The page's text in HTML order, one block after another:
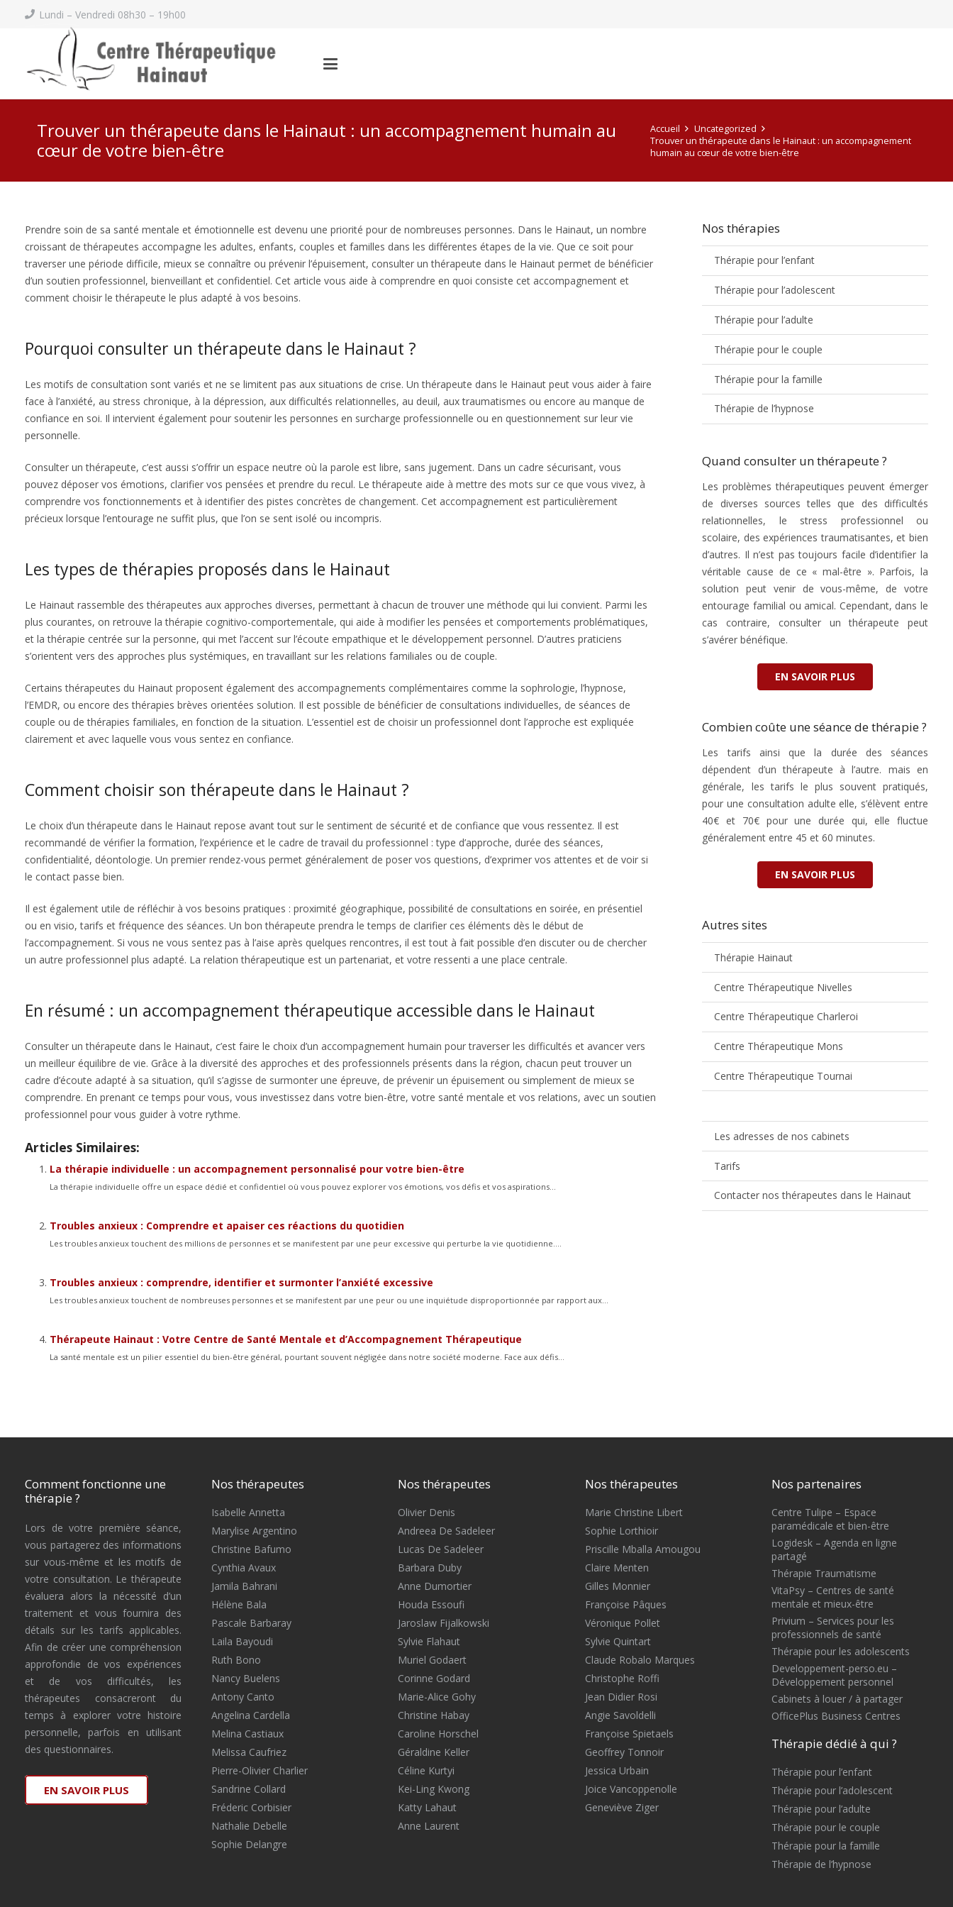
Lundi – Vendredi 08h30 – 19h00
Trouver un thérapeute dans le Hainaut : un accompagnement humain au
cœur de votre bien-être
Accueil
Uncategorized
Trouver un thérapeute dans le Hainaut : un accompagnement
humain au cœur de votre bien-être
Prendre soin de sa santé mentale et émotionnelle est devenu une priorité pour de nombreuses personnes. Dans le Hainaut, un nombre
croissant de thérapeutes accompagne les adultes, enfants, couples et familles dans les différentes étapes de la vie. Que ce soit pour
traverser une période difficile, mieux se connaître ou prévenir l’épuisement, consulter un thérapeute dans le Hainaut permet de bénéficier
d’un soutien professionnel, bienveillant et confidentiel. Cet article vous aide à comprendre en quoi consiste cet accompagnement et
comment choisir le thérapeute le plus adapté à vos besoins.
Pourquoi consulter un thérapeute dans le Hainaut ?
Les motifs de consultation sont variés et ne se limitent pas aux situations de crise. Un thérapeute dans le Hainaut peut vous aider à faire
face à l’anxiété, au stress chronique, à la dépression, aux difficultés relationnelles, au deuil, aux traumatismes ou encore au manque de
confiance en soi. Il intervient également pour soutenir les personnes en surcharge professionnelle ou en questionnement sur leur vie
personnelle.
Consulter un thérapeute, c’est aussi s’offrir un espace neutre où la parole est libre, sans jugement. Dans un cadre sécurisant, vous
pouvez déposer vos émotions, clarifier vos pensées et prendre du recul. Le thérapeute aide à mettre des mots sur ce que vous vivez, à
comprendre vos fonctionnements et à identifier des pistes concrètes de changement. Cet accompagnement est particulièrement
précieux lorsque l’entourage ne suffit plus, que l’on se sent isolé ou incompris.
Les types de thérapies proposés dans le Hainaut
Le Hainaut rassemble des thérapeutes aux approches diverses, permettant à chacun de trouver une méthode qui lui convient. Parmi les
plus courantes, on retrouve la thérapie cognitivo-comportementale, qui aide à modifier les pensées et comportements problématiques,
et la thérapie centrée sur la personne, qui met l’accent sur l’écoute empathique et le développement personnel. D’autres praticiens
s’orientent vers des approches plus systémiques, en travaillant sur les relations familiales ou de couple.
Certains thérapeutes du Hainaut proposent également des accompagnements complémentaires comme la sophrologie, l’hypnose,
l’EMDR, ou encore des thérapies brèves orientées solution. Il est possible de bénéficier de consultations individuelles, de séances de
couple ou de thérapies familiales, en fonction de la situation. L’essentiel est de choisir un professionnel dont l’approche est expliquée
clairement et avec laquelle vous vous sentez en confiance.
Comment choisir son thérapeute dans le Hainaut ?
Le choix d’un thérapeute dans le Hainaut repose avant tout sur le sentiment de sécurité et de confiance que vous ressentez. Il est
recommandé de vérifier la formation, l’expérience et le cadre de travail du professionnel : type d’approche, durée des séances,
confidentialité, déontologie. Un premier rendez-vous permet généralement de poser vos questions, d’exprimer vos attentes et de voir si
le contact passe bien.
Il est également utile de réfléchir à vos besoins pratiques : proximité géographique, possibilité de consultations en soirée, en présentiel
ou en visio, tarifs et fréquence des séances. Un bon thérapeute prendra le temps de clarifier ces éléments dès le début de
l’accompagnement. Si vous ne vous sentez pas à l’aise après quelques rencontres, il est tout à fait possible d’en discuter ou de chercher
un autre professionnel plus adapté. La relation thérapeutique est un partenariat, et votre ressenti a une place centrale.
En résumé : un accompagnement thérapeutique accessible dans le Hainaut
Consulter un thérapeute dans le Hainaut, c’est faire le choix d’un accompagnement humain pour traverser les difficultés et avancer vers
un meilleur équilibre de vie. Grâce à la diversité des approches et des professionnels présents dans la région, chacun peut trouver un
cadre d’écoute adapté à sa situation, qu’il s’agisse de surmonter une épreuve, de prévenir un épuisement ou simplement de mieux se
comprendre. En prenant ce temps pour vous, vous investissez dans votre bien-être, votre santé mentale et vos relations, avec un soutien
professionnel pour vous guider à votre rythme.
Articles Similaires:
La thérapie individuelle : un accompagnement personnalisé pour votre bien-être
La thérapie individuelle offre un espace dédié et confidentiel où vous pouvez explorer vos émotions, vos défis et vos aspirations...
Troubles anxieux : Comprendre et apaiser ces réactions du quotidien
Les troubles anxieux touchent des millions de personnes et se manifestent par une peur excessive qui perturbe la vie quotidienne....
Troubles anxieux : comprendre, identifier et surmonter l’anxiété excessive
Les troubles anxieux touchent de nombreuses personnes et se manifestent par une peur ou une inquiétude disproportionnée par rapport aux...
Thérapeute Hainaut : Votre Centre de Santé Mentale et d’Accompagnement Thérapeutique
La santé mentale est un pilier essentiel du bien-être général, pourtant souvent négligée dans notre société moderne. Face aux défis...
Nos thérapies
Thérapie pour l’enfant
Thérapie pour l’adolescent
Thérapie pour l’adulte
Thérapie pour le couple
Thérapie pour la famille
Thérapie de l’hypnose
Quand consulter un thérapeute ?
Les problèmes thérapeutiques peuvent émerger
de diverses sources telles que des difficultés
relationnelles, le stress professionnel ou
scolaire, des expériences traumatisantes, et bien
d’autres. Il n’est pas toujours facile d’identifier la
véritable cause de ce « mal-être ». Parfois, la
solution peut venir de vous-même, de votre
entourage familial ou amical. Cependant, dans le
cas contraire, consulter un thérapeute peut
s’avérer bénéfique.
EN SAVOIR PLUS
Combien coûte une séance de thérapie ?
Les tarifs ainsi que la durée des séances
dépendent d’un thérapeute à l’autre. mais en
générale, les tarifs le plus souvent pratiqués,
pour une consultation adulte elle, s’élèvent entre
40€ et 70€ pour une durée qui, elle fluctue
généralement entre 45 et 60 minutes.
EN SAVOIR PLUS
Autres sites
Thérapie Hainaut
Centre Thérapeutique Nivelles
Centre Thérapeutique Charleroi
Centre Thérapeutique Mons
Centre Thérapeutique Tournai
Les adresses de nos cabinets
Tarifs
Contacter nos thérapeutes dans le Hainaut
Comment fonctionne une
thérapie ?
Lors de votre première séance,
vous partagerez des informations
sur vous-même et les motifs de
votre consultation. Le thérapeute
évaluera alors la nécessité d’un
traitement et vous fournira des
détails sur les tarifs applicables.
Afin de créer une compréhension
approfondie de vos expériences
et de vos difficultés, les
thérapeutes consacreront du
temps à explorer votre histoire
personnelle, parfois en utilisant
des questionnaires.
EN SAVOIR PLUS
Nos thérapeutes
Isabelle Annetta
Marylise Argentino
Christine Bafumo
Cynthia Avaux
Jamila Bahrani
Hélène Bala
Pascale Barbaray
Laila Bayoudi
Ruth Bono
Nancy Buelens
Antony Canto
Angelina Cardella
Melina Castiaux
Melissa Caufriez
Pierre-Olivier Charlier
Sandrine Collard
Fréderic Corbisier
Nathalie Debelle
Sophie Delangre
Nos thérapeutes
Olivier Denis
Andreea De Sadeleer
Lucas De Sadeleer
Barbara Duby
Anne Dumortier
Houda Essoufi
Jaroslaw Fijalkowski
Sylvie Flahaut
Muriel Godaert
Corinne Godard
Marie-Alice Gohy
Christine Habay
Caroline Horschel
Géraldine Keller
Céline Kurtyi
Kei-Ling Kwong
Katty Lahaut
Anne Laurent
Nos thérapeutes
Marie Christine Libert
Sophie Lorthioir
Priscille Mballa Amougou
Claire Menten
Gilles Monnier
Françoise Pâques
Véronique Pollet
Sylvie Quintart
Claude Robalo Marques
Christophe Roffi
Jean Didier Rosi
Angie Savoldelli
Françoise Spietaels
Geoffrey Tonnoir
Jessica Urbain
Joice Vancoppenolle
Geneviève Ziger
Nos partenaires
Centre Tulipe – Espace
paramédicale et bien-être
Logidesk – Agenda en ligne
partagé
Thérapie Traumatisme
VitaPsy – Centres de santé
mentale et mieux-être
Privium – Services pour les
professionnels de santé
Thérapie pour les adolescents
Developpement-perso.eu –
Développement personnel
Cabinets à louer / à partager
OfficePlus Business Centres
Thérapie dédié à qui ?
Thérapie pour l’enfant
Thérapie pour l’adolescent
Thérapie pour l’adulte
Thérapie pour le couple
Thérapie pour la famille
Thérapie de l’hypnose